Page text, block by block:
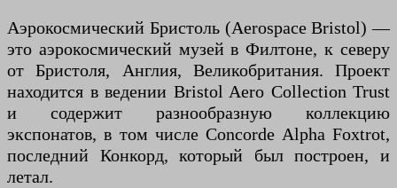
Аэрокосмический Бристоль (Aerospace Bristol) —
это аэрокосмический музей в Филтоне, к северу
от Бристоля, Англия, Великобритания. Проект
находится в ведении Bristol Aero Collection Trust
и содержит разнообразную коллекцию
экспонатов, в том числе Concorde Alpha Foxtrot,
последний Конкорд, который был построен, и
летал.